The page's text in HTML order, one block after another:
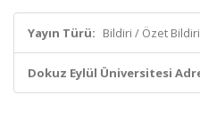
Yayın Türü: Bildiri / Özet Bildiri
Dokuz Eylül Üniversitesi